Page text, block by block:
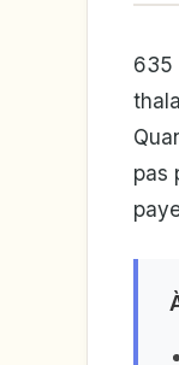
635
pas